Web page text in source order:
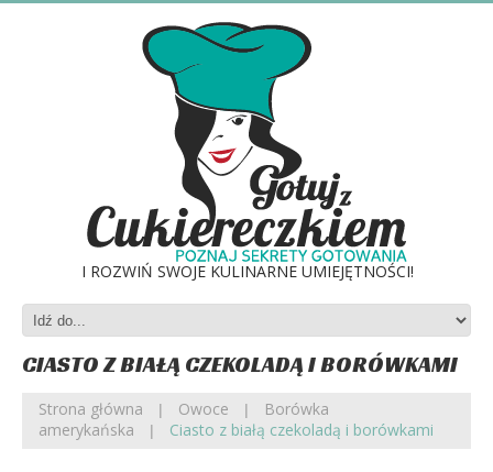
I ROZWIŃ SWOJE KULINARNE UMIEJĘTNOŚCI!
CIASTO Z BIAŁĄ CZEKOLADĄ I BORÓWKAMI
Strona główna Owoce
Borówka
amerykańska
Ciasto z białą czekoladą i borówkami